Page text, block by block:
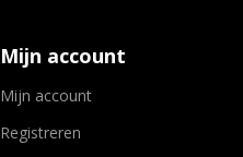
Mijn account
Mijn account
Registreren